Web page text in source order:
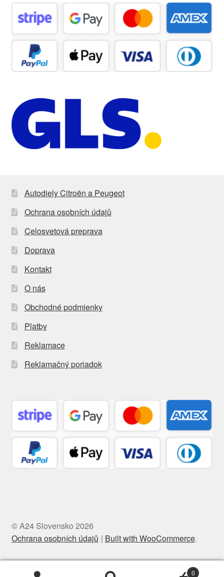
Autodiely Citroën a Peugeot
Ochrana osobních údajů
Celosvetová preprava
Doprava
Kontakt
O nás
Obchodné podmienky
Platby
Reklamace
Reklamačný poriadok
© A24 Slovensko 2026
Ochrana osobních údajů
Built with WooCommerce.
0